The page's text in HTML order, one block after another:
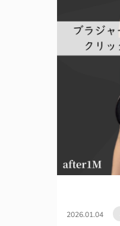
2026.01.04